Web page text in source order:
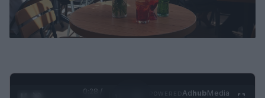
0:28 /
AdhubMedia